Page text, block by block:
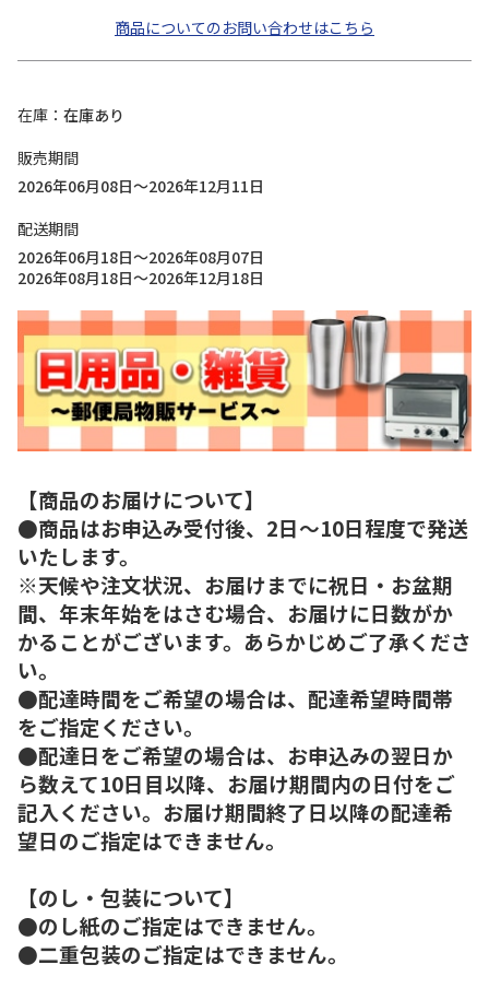
商品についてのお問い合わせはこちら
在庫
在庫あり
販売期間
2026年06月08日～2026年12月11日
配送期間
2026年06月18日～2026年08月07日
2026年08月18日～2026年12月18日
【商品のお届けについて】
●商品はお申込み受付後、2日～10日程度で発送
いたします。
※天候や注文状況、お届けまでに祝日・お盆期
間、年末年始をはさむ場合、お届けに日数がか
かることがございます。あらかじめご了承くださ
い。
●配達時間をご希望の場合は、配達希望時間帯
をご指定ください。
●配達日をご希望の場合は、お申込みの翌日か
ら数えて10日目以降、お届け期間内の日付をご
記入ください。お届け期間終了日以降の配達希
望日のご指定はできません。
【のし・包装について】
●のし紙のご指定はできません。
●二重包装のご指定はできません。